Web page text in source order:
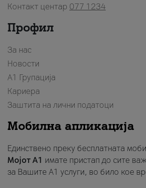
Контакт центар 077 1234
Профил
За нас
Новости
А1 Групација
Кариера
Заштита на лични податоци
Мобилна апликација
Единствено преку бесплатната
Мојот A1 имате пристап до сите
за Вашите A1 услуги, во било кое